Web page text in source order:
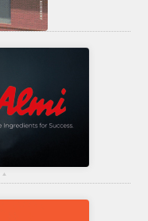
▴